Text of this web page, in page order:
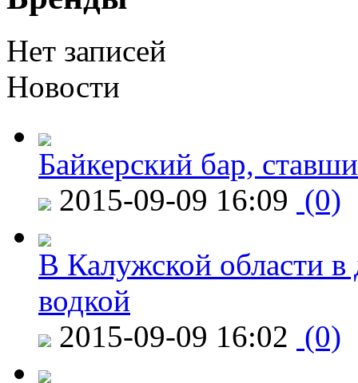
Нет записей
Новости
Байкерский бар,
2015-09-09 16:09 (0)
В Калужской области в
водкой
2015-09-09 16:02 (0)